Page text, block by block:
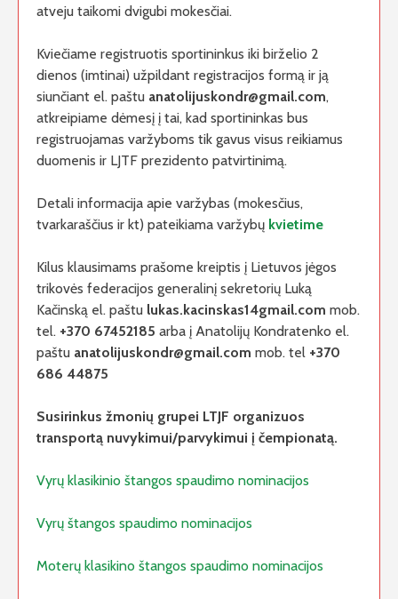
atveju taikomi dvigubi mokesčiai.
Kviečiame registruotis sportininkus iki birželio 2
dienos (imtinai) užpildant registracijos formą ir ją
siunčiant el. paštu anatolijuskondr@gmail.com,
atkreipiame dėmesį į tai, kad sportininkas bus
registruojamas varžyboms tik gavus visus reikiamus
duomenis ir LJTF prezidento patvirtinimą.
Detali informacija apie varžybas (mokesčius,
tvarkaraščius ir kt) pateikiama varžybų kvietime
Kilus klausimams prašome kreiptis į Lietuvos jėgos
trikovės federacijos generalinį sekretorių Luką
Kačinską el. paštu lukas.kacinskas14gmail.com mob.
tel. +370 67452185 arba į Anatolijų Kondratenko el.
paštu anatolijuskondr@gmail.com mob. tel +370
686 44875
Susirinkus žmonių grupei LTJF organizuos
transportą nuvykimui/parvykimui į čempionatą.
Vyrų klasikinio štangos spaudimo nominacijos
Vyrų štangos spaudimo nominacijos
Moterų klasikino štangos spaudimo nominacijos